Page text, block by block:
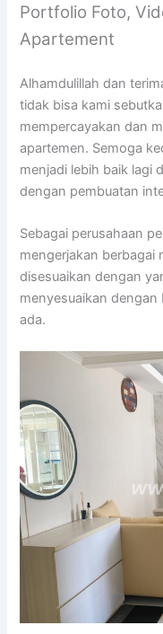
Portfolio Foto,
Apartement
Alhamdulillah dan
tidak bisa kami
mempercayakan dan
apartemen. Semoga
menjadi lebih baik lagi
dengan pembuatan
Sebagai perusahaan
mengerjakan berbagai
disesuaikan dengan
menyesuaikan
ada.